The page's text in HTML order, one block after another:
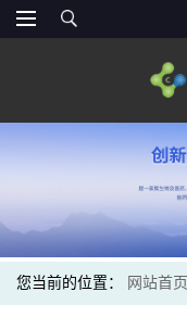
您当前的位置： 网站首页